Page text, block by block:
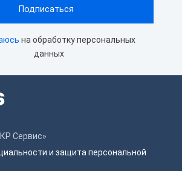
на обработку персональных
данных
Сервис»
и защита персональной